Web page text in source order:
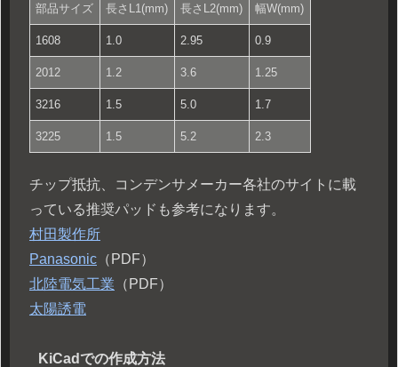
部品サイズ 長さL1(mm) 長さL2(mm) 幅W(mm)
1608 1.0 2.95 0.9
2012 1.2 3.6 1.25
3216 1.5 5.0 1.7
3225 1.5 5.2 2.3
チップ抵抗、コンデンサメーカー各社のサイトに載
っている推奨パッドも参考になります。
村田製作所
Panasonic （PDF）
北陸電気工業 （PDF）
太陽誘電
KiCadでの作成方法